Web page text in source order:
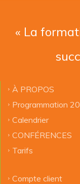
« La
À PROPOS
Programmation
Calendrier
CONFÉRENCES
Tarifs
Compte client